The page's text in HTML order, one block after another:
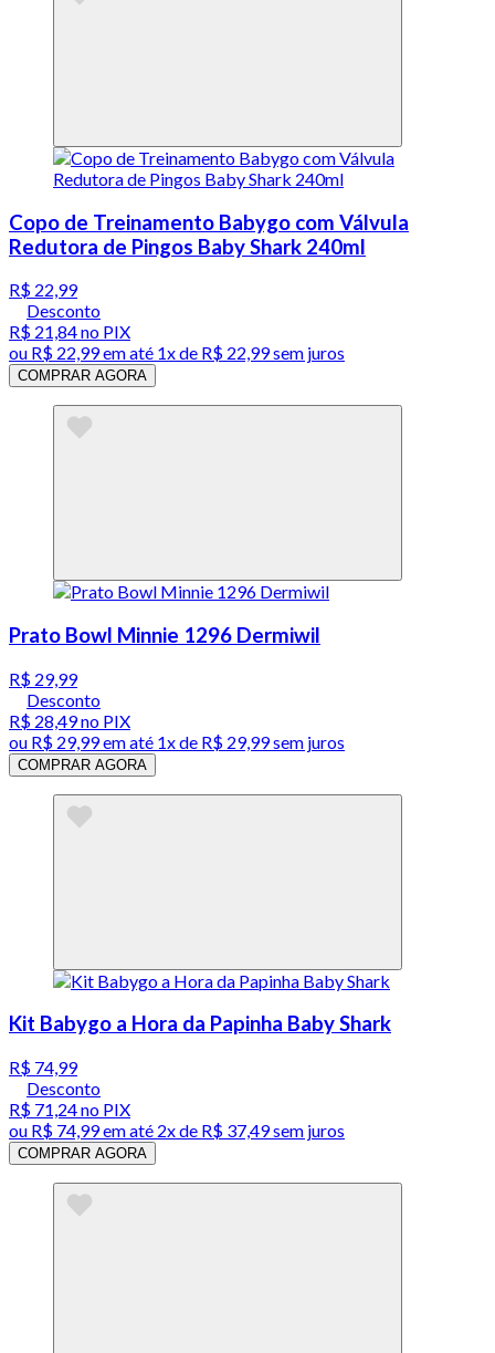
Copo de Treinamento Babygo com Válvula
Redutora de Pingos Baby Shark 240ml
R$ 22,99
Desconto
R$ 21,84no PIX
ou R$ 22,99em até 1x de R$ 22,99sem juros
COMPRAR AGORA
Prato Bowl Minnie 1296 Dermiwil
R$ 29,99
Desconto
R$ 28,49no PIX
ou R$ 29,99em até 1x de R$ 29,99sem juros
COMPRAR AGORA
Kit Babygo a Hora da Papinha Baby Shark
R$ 74,99
Desconto
R$ 71,24no PIX
ou R$ 74,99em até 2x de R$ 37,49 sem juros
COMPRAR AGORA